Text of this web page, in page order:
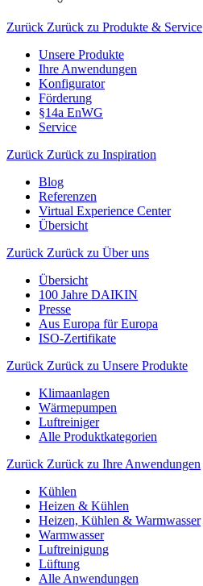
Zurück Zurück zu Produkte & Service
Unsere Produkte
Ihre Anwendungen
Konfigurator
Förderung
§14a EnWG
Service
Zurück Zurück zu Inspiration
Blog
Referenzen
Virtual Experience Center
Übersicht
Zurück Zurück zu Über uns
Übersicht
100 Jahre DAIKIN
Presse
Aus Europa für Europa
ISO-Zertifikate
Zurück Zurück zu Unsere Produkte
Klimaanlagen
Wärmepumpen
Luftreiniger
Alle Produktkategorien
Zurück Zurück zu Ihre Anwendungen
Kühlen
Heizen & Kühlen
Heizen, Kühlen & Warmwasser
Warmwasser
Luftreinigung
Lüftung
Alle Anwendungen